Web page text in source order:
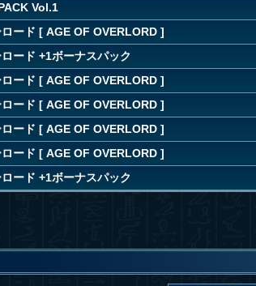
Vol.1
ード [ AGE OF OVERLORD ]
ード +1ボーナスパック
ード [ AGE OF OVERLORD ]
ード [ AGE OF OVERLORD ]
ード [ AGE OF OVERLORD ]
ード [ AGE OF OVERLORD ]
ード +1ボーナスパック